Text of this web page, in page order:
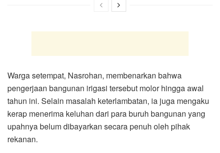
Warga setempat, Nasrohan, membenarkan bahwa
pengerjaan bangunan irigasi tersebut molor hingga awal
tahun ini. Selain masalah keterlambatan, ia juga mengaku
kerap menerima keluhan dari para buruh bangunan yang
upahnya belum dibayarkan secara penuh oleh pihak
rekanan.